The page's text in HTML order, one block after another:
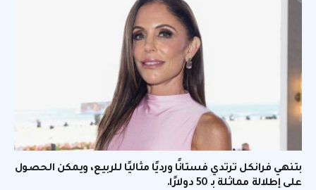
بتنهي فرانكل ترتدي فستانًا ورديًا مثاليًا للربيع، ويمكن الحصول
على إطلالة مماثلة بـ 50 دولارًا.